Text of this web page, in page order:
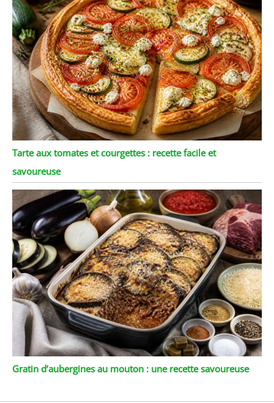
Tarte aux tomates et courgettes : recette facile et
savoureuse
Gratin d’aubergines au mouton : une recette savoureuse